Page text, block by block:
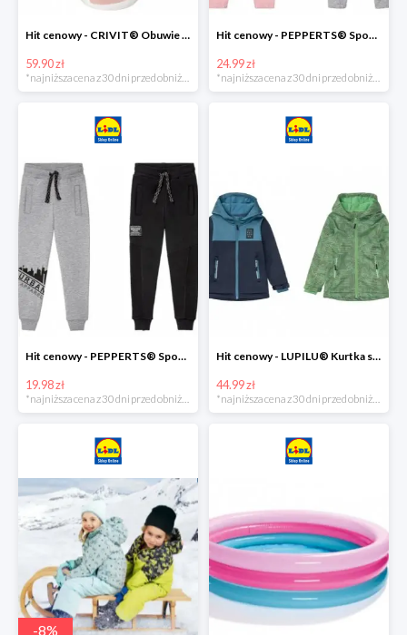
Hit cenowy - CRIVIT® Obuwie dziewczęce sportowe i na co dzień, 1 para
59.90 zł
Hit cenowy - PEPPERTS® Spodnie dresowe dziewczęce, 1 para
24.99 zł
Hit cenowy - PEPPERTS® Spodnie dresowe chłopięce, 1 para
19.98 zł
Hit cenowy - LUPILU® Kurtka softshell chłopięca, 1 sztuka
44.99 zł
-8%